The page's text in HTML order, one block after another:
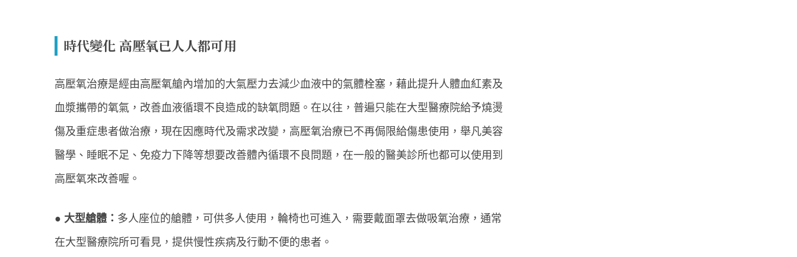
時代變化 高壓氧已人人都可用
高壓氧治療是經由高壓氧艙內增加的大氣壓力去減少血液中的氣體栓塞，藉此提升人體血紅素及
血漿攜帶的氧氣，改善血液循環不良造成的缺氧問題。在以往，普遍只能在大型醫療院給予燒燙
傷及重症患者做治療，現在因應時代及需求改變，高壓氧治療已不再侷限給傷患使用，舉凡美容
醫學、睡眠不足、免疫力下降等想要改善體內循環不良問題，在一般的醫美診所也都可以使用到
高壓氧來改善喔。
● 大型艙體： 多人座位的艙體，可供多人使用，輪椅也可進入，需要戴面罩去做吸氧治療，通常
在大型醫療院所可看見，提供慢性疾病及行動不便的患者。